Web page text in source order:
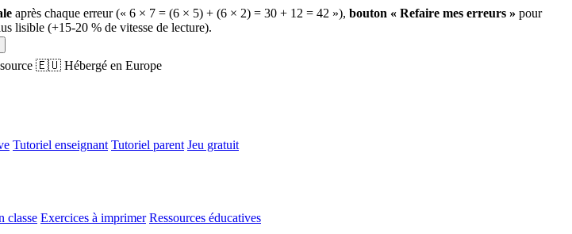
après chaque erreur (« 6 × 7 = (6 × 5) + (6 × 2) = 30 + 12 = 42 »), bouton « Refaire mes erreurs » pour
lisible (+15-20 % de vitesse de lecture).
🇪🇺 Hébergé en Europe
Tutoriel enseignant Tutoriel parent Jeu gratuit
classe Exercices à imprimer Ressources éducatives